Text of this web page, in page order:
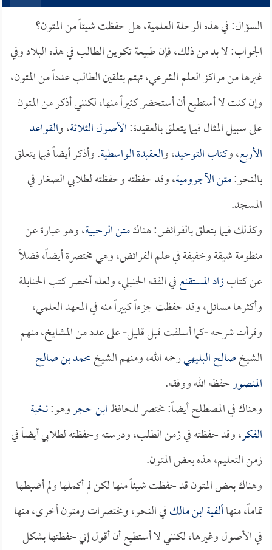
السؤال: في هذه الرحلة العلمية، هل حفظت شيئاً من المتون؟
الجواب: لا بد من ذلك، فإن طبيعة تكوين الطالب في هذه البلاد وفي
غيرها من مراكز العلم الشرعي، تهتم بتلقين الطالب عدداً من المتون،
وإن كنت لا أستطيع أن أستحضر كثيراً منها، لكنني أذكر من المتون
على سبيل المثال فيما يتعلق بالعقيدة:الأصول الثلاثة، والقواعد
الأربع، وكتاب التوحيد، والعقيدة الواسطية. وأذكر أيضاً فيما يتعلق
بالنحو:متن الآجرومية، وقد حفظته وحفظته لطلابي الصغار في
المسجد.
وكذلك فيما يتعلق بالفرائض: هناكمتن الرحبية، وهو عبارة عن
منظومة شيقة وخفيفة في علم الفرائض، وهي مختصرة أيضاً، فضلاً
عن كتابزاد المستقنعفي الفقه الحنبلي، ولعله أخصر كتب الحنابلة
وأكثرها مسائل، وقد حفظت جزءاً كبيراً منه في المعهد العلمي،
وقرأت شرحه -كما أسلفت قبل قليل- على عدد من المشايخ، منهم
الشيخصالح البليهيرحمه الله، ومنهم الشيخمحمد بن صالح
المنصورحفظه الله ووفقه.
وهناك في المصطلح أيضاً: مختصر للحافظابن حجروهو:نخبة
الفكر، وقد حفظته في زمن الطلب، ودرسته وحفظته لطلابي أيضاً في
زمن التعليم، هذه بعض المتون.
وهناك بعض المتون قد حفظت شيئاً منها لكن لم أكملها ولم أضبطها
تماماً، منهاألفية ابن مالكفي النحو، ومختصرات ومتون أخرى، منها
في الأصول وغيرها، لكنني لا أستطيع أن أقول إني حفظتها بشكل